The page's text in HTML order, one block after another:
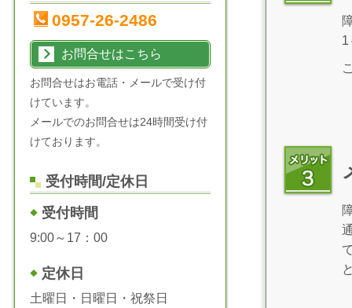
1
0957-26-2486
お問合せはこちら
お問合せはお電話・メールで受け付
けています。
メールでのお問合せは24時間受け付
けております。
受付時間/定休日
受付時間
9:00～17：00
定休日
土曜日・日曜日・祝祭日